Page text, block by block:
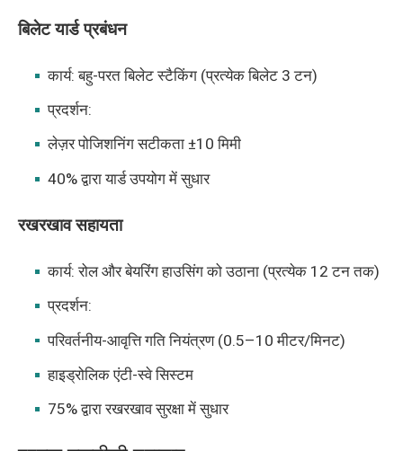
बिलेट यार्ड प्रबंधन
कार्य: बहु-परत बिलेट स्टैकिंग (प्रत्येक बिलेट 3 टन)
प्रदर्शन:
लेज़र पोजिशनिंग सटीकता ±10 मिमी
40% द्वारा यार्ड उपयोग में सुधार
रखरखाव सहायता
कार्य: रोल और बेयरिंग हाउसिंग को उठाना (प्रत्येक 12 टन तक)
प्रदर्शन:
परिवर्तनीय-आवृत्ति गति नियंत्रण (0.5–10 मीटर/मिनट)
हाइड्रोलिक एंटी-स्वे सिस्टम
75% द्वारा रखरखाव सुरक्षा में सुधार